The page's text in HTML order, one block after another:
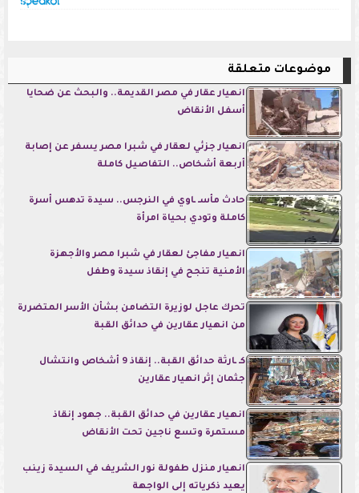
موضوعات متعلقة
انهيار عقار في مصر القديمة.. والبحث عن ضحايا
أسفل الأنقاض
انهيار جزئي لعقار في شبرا مصر يسفر عن إصابة
أربعة أشخاص.. التفاصيل كاملة
حادث مأسـ ـاوي في النرجس.. سيدة تدهس أسرة
كاملة وتودي بحياة امرأة
انهيار مفاجئ لعقار في شبرا مصر والأجهزة
الأمنية تنجح في إنقاذ سيدة وطفل
تحرك عاجل لوزيرة التضامن بشأن الأسر المتضررة
من انهيار عقارين في حدائق القبة
كـ ـارثة حدائق القبة.. إنقاذ 9 أشخاص وانتشال
جثمان إثر انهيار عقارين
انهيار عقارين في حدائق القبة.. جهود إنقاذ
مستمرة وتسع ناجين تحت الأنقاض
انهيار منزل طفولة نور الشريف في السيدة زينب
يعيد ذكرياته إلى الواجهة